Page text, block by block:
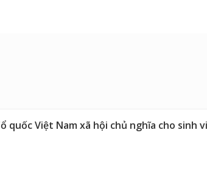
quốc Việt Nam xã hội chủ nghĩa cho sinh